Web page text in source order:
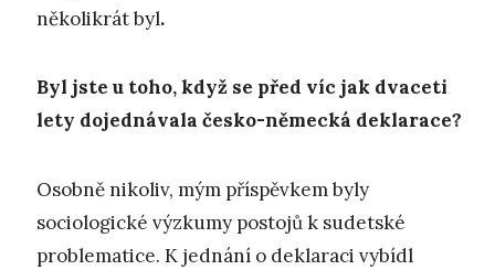
několikrát byl.
Byl jste u toho, když se před víc jak dvaceti
lety dojednávala česko-německá deklarace?
Osobně nikoliv, mým příspěvkem byly
sociologické výzkumy postojů k sudetské
problematice. K jednání o deklaraci vybídl